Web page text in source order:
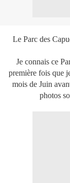
Le Parc des
Je connais ce
première fois que
mois de Juin
photos